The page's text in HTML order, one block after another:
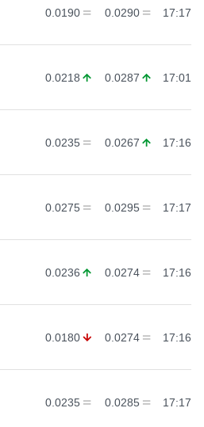
0.0190 0.0290 17:17
0.0218 0.0287 17:01
0.0235 0.0267 17:16
0.0275 0.0295 17:17
0.0236 0.0274 17:16
0.0180 0.0274 17:16
0.0235 0.0285 17:17